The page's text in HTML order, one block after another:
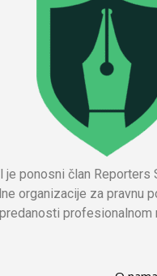
je ponosni član Reporters
organizacije za pravnu
profesionalnom